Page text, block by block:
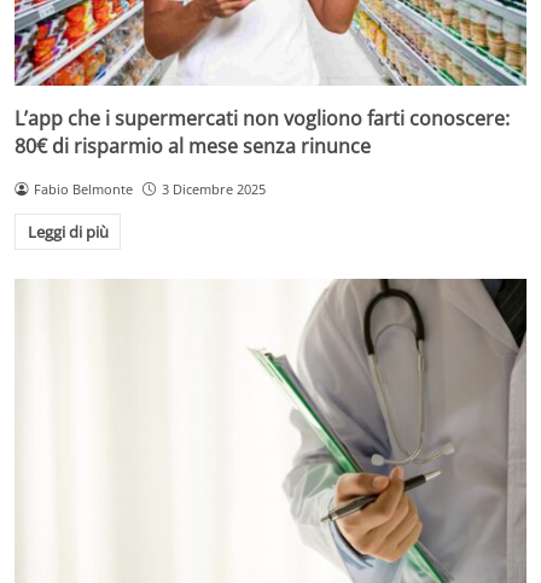
L’app che i supermercati non vogliono farti conoscere:
80€ di risparmio al mese senza rinunce
Fabio Belmonte 3 Dicembre 2025
Leggi di più